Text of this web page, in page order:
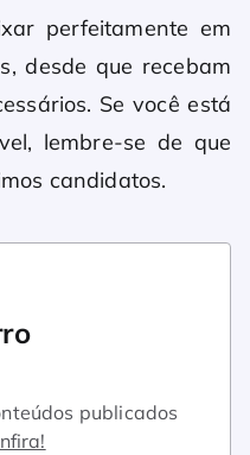
perfeitamente em
desde que recebam
Se você está
lembre-se de que
candidatos.
publicados